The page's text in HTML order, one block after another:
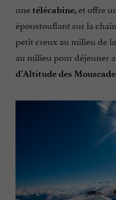
unetélécabine, et offre
époustouflant sur la
petit creux au milieu de la
au milieu pour déjeuner
d’Altitude des